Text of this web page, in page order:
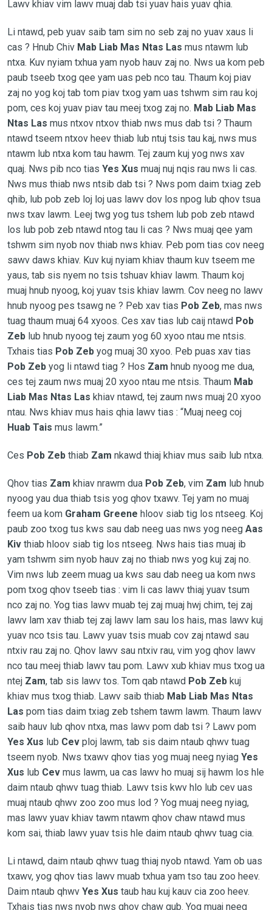
Lawv khiav vim lawv muaj dab tsi yuav hais yuav qhia.
Li ntawd, peb yuav saib tam sim no seb zaj no yuav xaus li
cas ? Hnub Chiv Mab Liab Mas Ntas Las mus ntawm lub
ntxa. Kuv nyiam txhua yam nyob hauv zaj no. Nws ua kom peb
paub tseeb txog qee yam uas peb nco tau. Thaum koj piav
zaj no yog koj tab tom piav txog yam uas tshwm sim rau koj
pom, ces koj yuav piav tau meej txog zaj no. Mab Liab Mas
Ntas Las mus ntxov ntxov thiab nws mus dab tsi ? Thaum
ntawd tseem ntxov heev thiab lub ntuj tsis tau kaj, nws mus
ntawm lub ntxa kom tau hawm. Tej zaum kuj yog nws xav
quaj. Nws pib nco tias Yes Xus muaj nuj nqis rau nws li cas.
Nws mus thiab nws ntsib dab tsi ? Nws pom daim txiag zeb
qhib, lub pob zeb loj loj uas lawv dov los npog lub qhov tsua
nws txav lawm. Leej twg yog tus tshem lub pob zeb ntawd
los lub pob zeb ntawd ntog tau li cas ? Nws muaj qee yam
tshwm sim nyob nov thiab nws khiav. Peb pom tias cov neeg
sawv daws khiav. Kuv kuj nyiam khiav thaum kuv tseem me
yaus, tab sis nyem no tsis tshuav khiav lawm. Thaum koj
muaj hnub nyoog, koj yuav tsis khiav lawm. Cov neeg no lawv
hnub nyoog pes tsawg ne ? Peb xav tias Pob Zeb, mas nws
tuag thaum muaj 64 xyoos. Ces xav tias lub caij ntawd Pob
Zeb lub hnub nyoog tej zaum yog 60 xyoo ntau me ntsis.
Txhais tias Pob Zeb yog muaj 30 xyoo. Peb puas xav tias
Pob Zeb yog li ntawd tiag ? Hos Zam hnub nyoog me dua,
ces tej zaum nws muaj 20 xyoo ntau me ntsis. Thaum Mab
Liab Mas Ntas Las khiav ntawd, tej zaum nws muaj 20 xyoo
ntau. Nws khiav mus hais qhia lawv tias : “Muaj neeg coj
Huab Tais mus lawm.”
Ces Pob Zeb thiab Zam nkawd thiaj khiav mus saib lub ntxa.
Qhov tias Zam khiav nrawm dua Pob Zeb, vim Zam lub hnub
nyoog yau dua thiab tsis yog qhov txawv. Tej yam no muaj
feem ua kom Graham Greene hloov siab tig los ntseeg. Koj
paub zoo txog tus kws sau dab neeg uas nws yog neeg Aas
Kivthiab hloov siab tig los ntseeg. Nws hais tias muaj ib
yam tshwm sim nyob hauv zaj no thiab nws yog kuj zaj no.
Vim nws lub zeem muag ua kws sau dab neeg ua kom nws
pom txog qhov tseeb tias : vim li cas lawv thiaj yuav tsum
nco zaj no. Yog tias lawv muab tej zaj muaj hwj chim, tej zaj
lawv lam xav thiab tej zaj lawv lam sau los hais, mas lawv kuj
yuav nco tsis tau. Lawv yuav tsis muab cov zaj ntawd sau
ntxiv rau zaj no. Qhov lawv sau ntxiv rau, vim yog qhov lawv
nco tau meej thiab lawv tau pom. Lawv xub khiav mus txog ua
ntej Zam, tab sis lawv tos. Tom qab ntawd Pob Zebkuj
khiav mus txog thiab. Lawv saib thiab Mab Liab Mas Ntas
Las pom tias daim txiag zeb tshem tawm lawm. Thaum lawv
saib hauv lub qhov ntxa, mas lawv pom dab tsi ? Lawv pom
Yes Xus lub Cevploj lawm, tab sis daim ntaub qhwv tuag
tseem nyob. Nws txawv qhov tias yog muaj neeg nyiag Yes
Xus lub Cev mus lawm, ua cas lawv ho muaj sij hawm los hle
daim ntaub qhwv tuag thiab. Lawv tsis kwv hlo lub cev uas
muaj ntaub qhwv zoo zoo mus lod ? Yog muaj neeg nyiag,
mas lawv yuav khiav tawm ntawm qhov chaw ntawd mus
kom sai, thiab lawv yuav tsis hle daim ntaub qhwv tuag cia.
Li ntawd, daim ntaub qhwv tuag thiaj nyob ntawd. Yam ob uas
txawv, yog qhov tias lawv muab txhua yam tso tau zoo heev.
Daim ntaub qhwv Yes Xus taub hau kuj kauv cia zoo heev.
Txhais tias nws nyob nws qhov chaw qub. Yog muaj neeg